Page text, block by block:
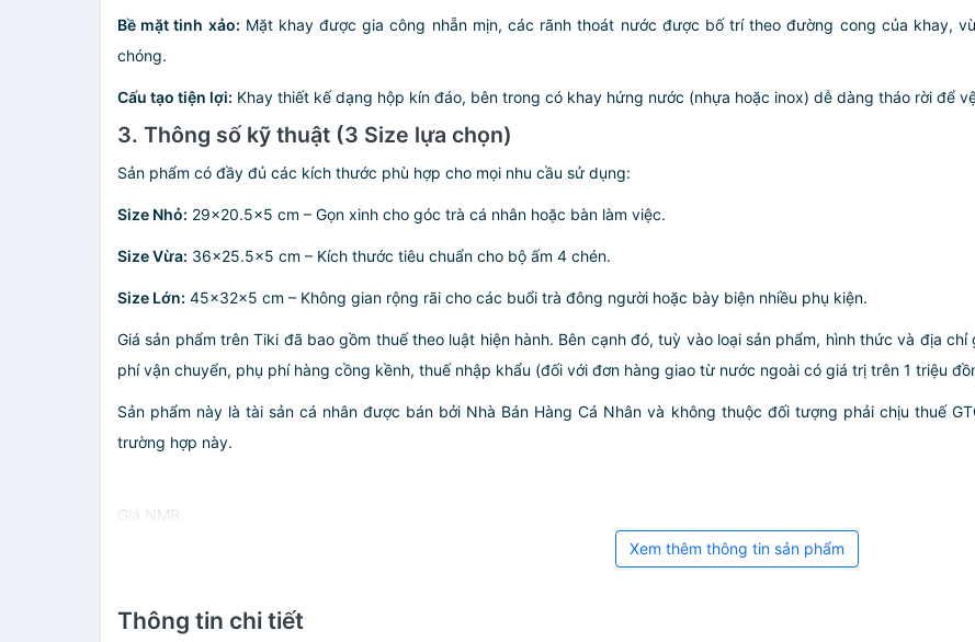
Bề mặt tinh xảo: Mặt khay được gia công nhẵn mịn, các rãnh thoát nước được bố trí theo đường cong của khay,
chóng.
Cấu tạo tiện lợi: Khay thiết kế dạng hộp kín đáo, bên trong có khay hứng nước (nhựa hoặc inox) dễ dàng tháo rời để
3. Thông số kỹ thuật (3 Size lựa chọn)
Sản phẩm có đầy đủ các kích thước phù hợp cho mọi nhu cầu sử dụng:
Size Nhỏ: 29x20.5x5 cm – Gọn xinh cho góc trà cá nhân hoặc bàn làm việc.
Size Vừa: 36x25.5x5 cm – Kích thước tiêu chuẩn cho bộ ấm 4 chén.
Size Lớn: 45x32x5 cm – Không gian rộng rãi cho các buổi trà đông người hoặc bày biện nhiều phụ kiện.
Giá sản phẩm trên Tiki đã bao gồm thuế theo luật hiện hành. Bên cạnh đó, tuỳ vào loại sản phẩm, hình thức và địa
phí vận chuyển, phụ phí hàng cồng kềnh, thuế nhập khẩu (đối với đơn hàng giao từ nước ngoài có giá trị trên 1 triệu
Sản phẩm này là tài sản cá nhân được bán bởi Nhà Bán Hàng Cá Nhân và không thuộc đối tượng phải chịu thuế
trường hợp này.
Giá NMR
Xem thêm thông tin sản phẩm
Thông tin chi tiết